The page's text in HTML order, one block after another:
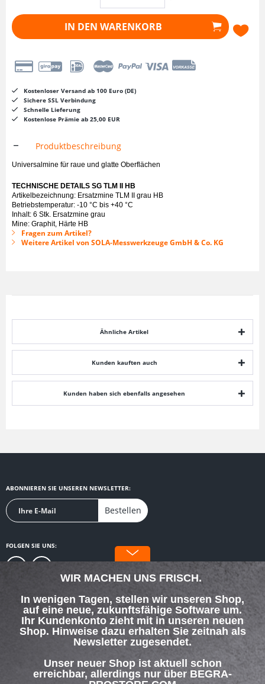
IN DEN WARENKORB
Kostenloser Versand ab 100 Euro (DE)
Sichere SSL Verbindung
Schnelle Lieferung
Kostenlose Prämie ab 25,00 EUR
Produktbeschreibung
Universalmine für raue und glatte Oberflächen
TECHNISCHE DETAILS SG TLM II HB
Artikelbezeichnung: Ersatzmine TLM II grau HB
Betriebstemperatur: -10 °C bis +40 °C
Inhalt: 6 Stk. Ersatzmine grau
Mine: Graphit, Härte HB
Fragen zum Artikel?
Weitere Artikel von SOLA-Messwerkzeuge GmbH & Co. KG
Ähnliche Artikel
Kunden kauften auch
Kunden haben sich ebenfalls angesehen
ABONNIEREN SIE UNSEREN NEWSLETTER:
Bestellen
FOLGEN SIE UNS:
WIR MACHEN UNS FRISCH.
In wenigen Tagen, stellen wir unseren Shop,
auf eine neue, zukunftsfähige Software um.
Ihr Kundenkonto zieht mit in unseren neuen
Shop. Hinweise dazu erhalten Sie zeitnah als
Newsletter zugesendet.
Unser neuer Shop ist aktuell schon
erreichbar, allerdings nur über BEGRA-
SERVICE HOTLINE
INFORMATIONEN